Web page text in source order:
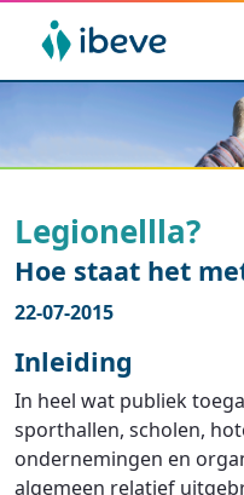
Legionellla?
Hoe staat het
22-07-2015
Inleiding
In heel wat publiek
sporthallen, scholen,
ondernemingen en
algemeen relatief